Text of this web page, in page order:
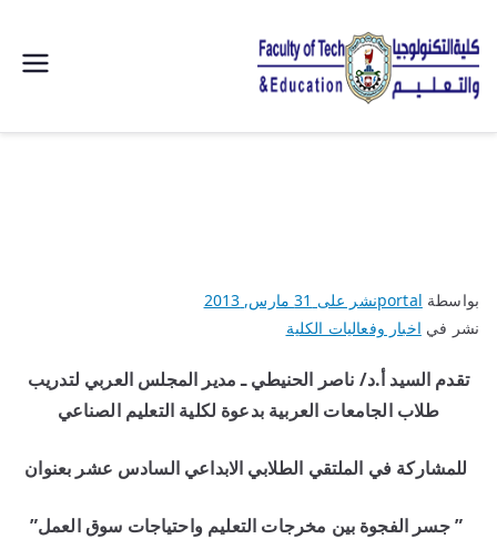
التكنولوجيا
جامعة
سوهاج |
بواسطة portalنشر على 31 مارس, 2013
نشر في اخبار وفعاليات الكلية
تقدم السيد أ.د/ ناصر الحنيطي ـ مدير المجلس العربي لتدريب
طلاب الجامعات العربية بدعوة لكلية التعليم الصناعي
للمشاركة في الملتقي الطلابي الابداعي السادس عشر بعنوان
” جسر الفجوة بين مخرجات التعليم واحتياجات سوق العمل”